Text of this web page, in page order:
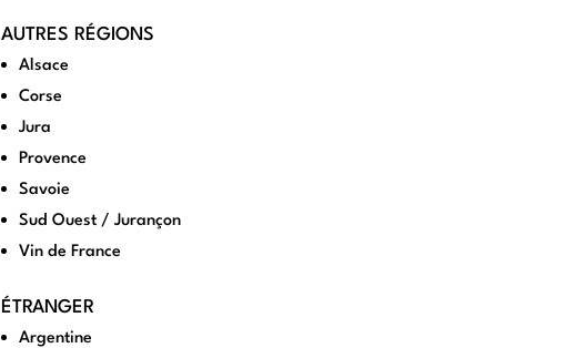
AUTRES RÉGIONS
Alsace
Corse
Jura
Provence
Savoie
Sud Ouest / Jurançon
Vin de France
ÉTRANGER
Argentine